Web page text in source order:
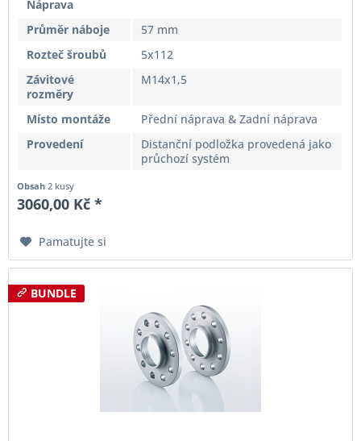
Náprava
Průměr náboje
57 mm
Rozteč šroubů
5x112
Závitové
rozměry
M14x1,5
Místo montáže
Přední náprava & Zadní náprava
Provedení
Distanční podložka provedená jako
průchozí systém
Obsah2 kusy
3060,00 Kč *
Pamatujte si
BUNDLE